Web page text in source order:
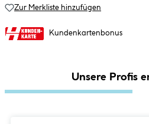
Zur Merkliste hinzufügen
Kundenkartenbonus
Unsere Profis